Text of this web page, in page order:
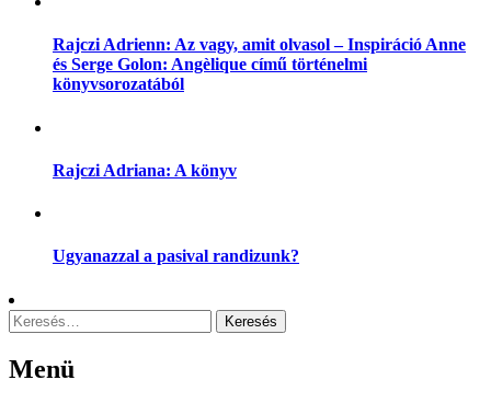
Rajczi Adrienn: Az vagy, amit olvasol – Inspiráció Anne
és Serge Golon: Angèlique című történelmi
könyvsorozatából
Rajczi Adriana: A könyv
Ugyanazzal a pasival randizunk?
Keresés:
Menü